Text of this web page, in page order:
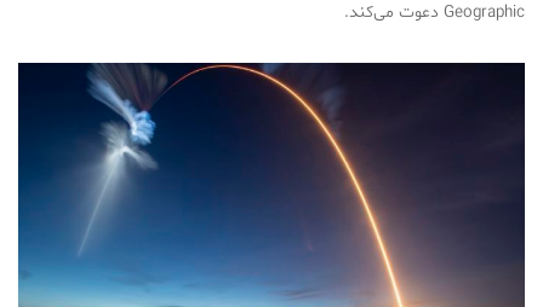
Geographic دعوت می‌کند.